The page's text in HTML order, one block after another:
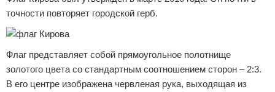
точности повторяет городской герб.
Флаг представляет собой прямоугольное полотнище
золотого цвета со стандартным соотношением сторон – 2:3.
В его центре изображена червленая рука, выходящая из